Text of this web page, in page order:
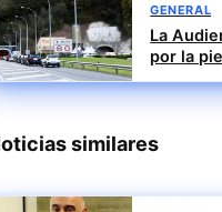
GENERAL
La
por la
Noticias similares